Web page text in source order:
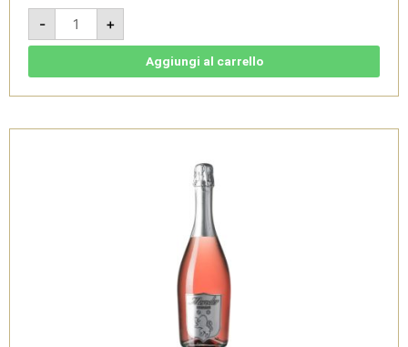
-
BianCònero
2023
-
Moscato
Moroder
+
Aggiungi al carrello